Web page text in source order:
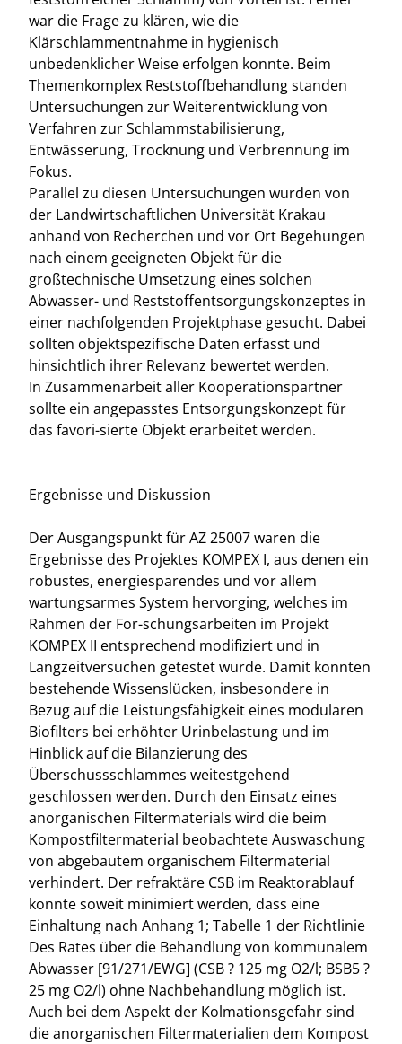
war die Frage zu klären, wie die
Klärschlammentnahme in hygienisch
unbedenklicher Weise erfolgen konnte. Beim
Themenkomplex Reststoffbehandlung standen
Untersuchungen zur Weiterentwicklung von
Verfahren zur Schlammstabilisierung,
Entwässerung, Trocknung und Verbrennung im
Fokus.
Parallel zu diesen Untersuchungen wurden von
der Landwirtschaftlichen Universität Krakau
anhand von Recherchen und vor Ort Begehungen
nach einem geeigneten Objekt für die
großtechnische Umsetzung eines solchen
Abwasser- und Reststoffentsorgungskonzeptes in
einer nachfolgenden Projektphase gesucht. Dabei
sollten objektspezifische Daten erfasst und
hinsichtlich ihrer Relevanz bewertet werden.
In Zusammenarbeit aller Kooperationspartner
sollte ein angepasstes Entsorgungskonzept für
das favori-sierte Objekt erarbeitet werden.
Ergebnisse und Diskussion
Der Ausgangspunkt für AZ 25007 waren die
Ergebnisse des Projektes KOMPEX I, aus denen ein
robustes, energiesparendes und vor allem
wartungsarmes System hervorging, welches im
Rahmen der For-schungsarbeiten im Projekt
KOMPEX II entsprechend modifiziert und in
Langzeitversuchen getestet wurde. Damit konnten
bestehende Wissenslücken, insbesondere in
Bezug auf die Leistungsfähigkeit eines modularen
Biofilters bei erhöhter Urinbelastung und im
Hinblick auf die Bilanzierung des
Überschussschlammes weitestgehend
geschlossen werden. Durch den Einsatz eines
anorganischen Filtermaterials wird die beim
Kompostfiltermaterial beobachtete Auswaschung
von abgebautem organischem Filtermaterial
verhindert. Der refraktäre CSB im Reaktorablauf
konnte soweit minimiert werden, dass eine
Einhaltung nach Anhang 1; Tabelle 1 der Richtlinie
Des Rates über die Behandlung von kommunalem
Abwasser [91/271/EWG] (CSB ? 125 mg O2/l; BSB5 ?
25 mg O2/l) ohne Nachbehandlung möglich ist.
Auch bei dem Aspekt der Kolmationsgefahr sind
die anorganischen Filtermaterialien dem Kompost